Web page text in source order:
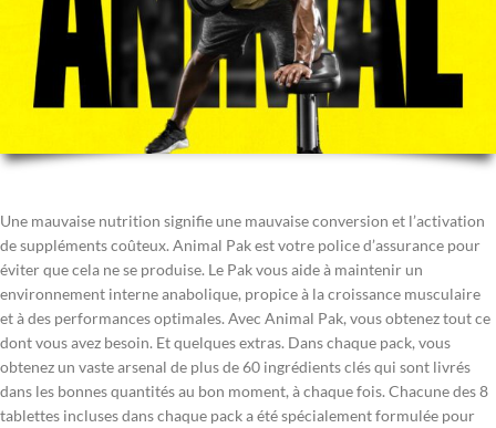
Une mauvaise nutrition signifie une mauvaise conversion et l’activation
de suppléments coûteux. Animal Pak est votre police d’assurance pour
éviter que cela ne se produise. Le Pak vous aide à maintenir un
environnement interne anabolique, propice à la croissance musculaire
et à des performances optimales. Avec Animal Pak, vous obtenez tout ce
dont vous avez besoin. Et quelques extras. Dans chaque pack, vous
obtenez un vaste arsenal de plus de 60 ingrédients clés qui sont livrés
dans les bonnes quantités au bon moment, à chaque fois. Chacune des 8
tablettes incluses dans chaque pack a été spécialement formulée pour